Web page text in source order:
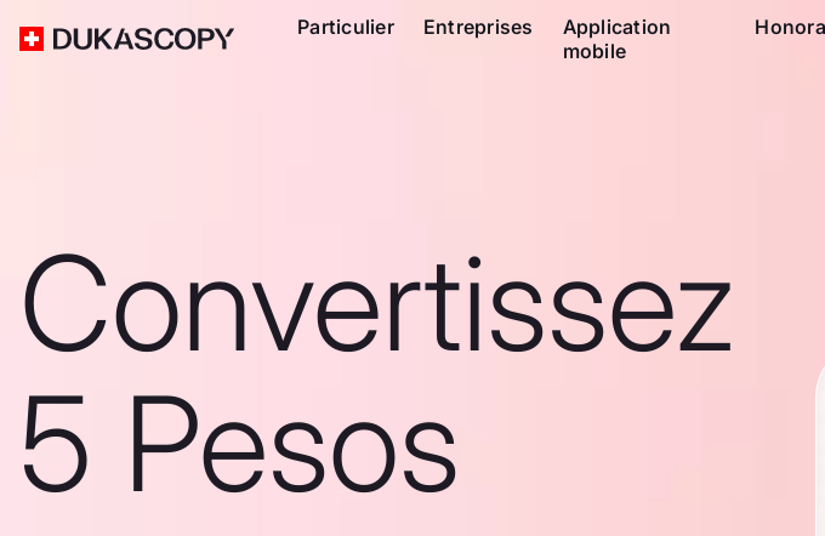
Particulier Entreprises
Application
mobile
Convertissez
5 Pesos